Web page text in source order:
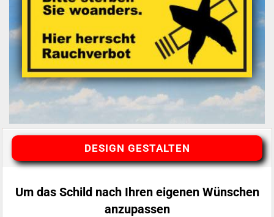
DESIGN GESTALTEN
Um das Schild nach Ihren eigenen Wünschen
anzupassen